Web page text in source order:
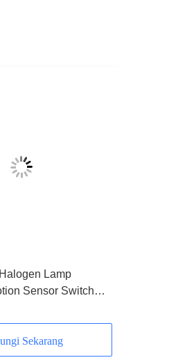
Lamp
Sensor Switch
Sekarang